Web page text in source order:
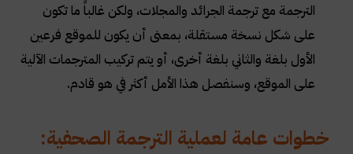
الترجمة مع ترجمة الجرائد والمجلات، ولكن غالباً ما تكون
على شكل نسخة مستقلة، بمعنى أن يكون للموقع فرعين
الأول بلغة والثاني بلغة أخرى، أو يتم تركيب المترجمات الآلية
على الموقع، وسنفصل هذا الأمل أكثر في هو قادم.
خطوات عامة لعملية الترجمة الصحفية: